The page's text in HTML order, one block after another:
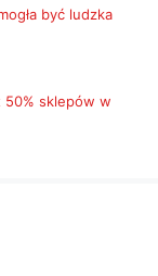
być ludzka
50% sklepów w